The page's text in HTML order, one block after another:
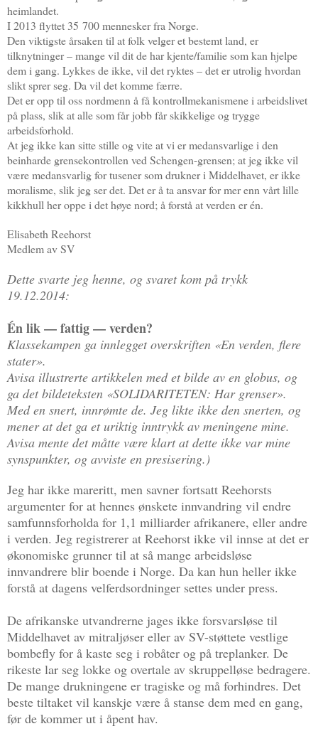
heimlandet.
I 2013 flyttet 35 700 mennesker fra Norge.
Den viktigste årsaken til at folk velger et bestemt land, er
tilknytninger – mange vil dit de har kjente/familie som kan hjelpe
dem i gang. Lykkes de ikke, vil det ryktes – det er utrolig hvordan
slikt sprer seg. Da vil det komme færre.
Det er opp til oss nordmenn å få kontrollmekanismene i arbeidslivet
på plass, slik at alle som får jobb får skikkelige og trygge
arbeidsforhold.
At jeg ikke kan sitte stille og vite at vi er medansvarlige i den
beinharde grensekontrollen ved Schengen-grensen; at jeg ikke vil
være medansvarlig for tusener som drukner i Middelhavet, er ikke
moralisme, slik jeg ser det. Det er å ta ansvar for mer enn vårt lille
kikkhull her oppe i det høye nord; å forstå at verden er én.
Elisabeth Reehorst
Medlem av SV
Dette svarte jeg henne, og svaret kom på trykk
19.12.2014:
Én lik — fattig — verden?
Klassekampen ga innlegget overskriften «En verden, flere
stater».
Avisa illustrerte artikkelen med et bilde av en globus, og
ga det bildeteksten «SOLIDARITETEN: Har grenser».
Med en snert, innrømte de. Jeg likte ikke den snerten, og
mener at det ga et uriktig inntrykk av meningene mine.
Avisa mente det måtte være klart at dette ikke var mine
synspunkter, og avviste en presisering.)
Jeg har ikke mareritt, men savner fortsatt Reehorsts
argumenter for at hennes ønskete innvandring vil endre
samfunnsforholda for 1,1 milliarder afrikanere, eller andre
i verden. Jeg registrerer at Reehorst ikke vil innse at det er
økonomiske grunner til at så mange arbeidsløse
innvandrere blir boende i Norge. Da kan hun heller ikke
forstå at dagens velferdsordninger settes under press.
De afrikanske utvandrerne jages ikke forsvarsløse til
Middelhavet av mitraljøser eller av SV-støttete vestlige
bombefly for å kaste seg i robåter og på treplanker. De
rikeste lar seg lokke og overtale av skruppelløse bedragere.
De mange drukningene er tragiske og må forhindres. Det
beste tiltaket vil kanskje være å stanse dem med en gang,
før de kommer ut i åpent hav.